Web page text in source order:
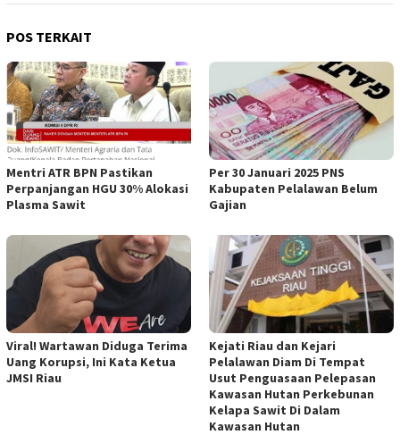
POS TERKAIT
Mentri ATR BPN Pastikan
Perpanjangan HGU 30% Alokasi
Plasma Sawit
Per 30 Januari 2025 PNS
Kabupaten Pelalawan Belum
Gajian
Viral! Wartawan Diduga Terima
Uang Korupsi, Ini Kata Ketua
JMSI Riau
Kejati Riau dan Kejari
Pelalawan Diam Di Tempat
Usut Penguasaan Pelepasan
Kawasan Hutan Perkebunan
Kelapa Sawit Di Dalam
Kawasan Hutan